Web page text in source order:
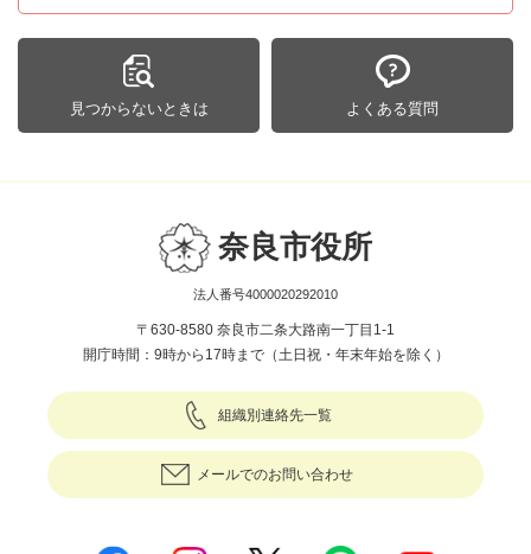
見つからないときは よくある質問
奈良市役所
法人番号4000020292010
〒630-8580 奈良市二条大路南一丁目1-1
開庁時間：9時から17時まで（土日祝・年末年始を除く）
組織別連絡先一覧
メールでのお問い合わせ